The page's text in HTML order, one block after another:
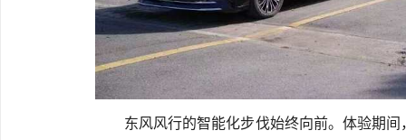
东风风行的智能化步伐始终向前。体验期